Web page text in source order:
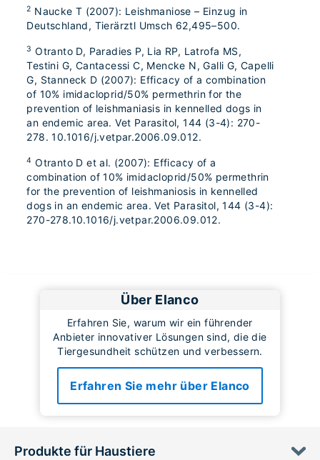
2 Naucke T (2007): Leishmaniose – Einzug in
Deutschland, Tierärztl Umsch 62,495–500.
3 Otranto D, Paradies P, Lia RP, Latrofa MS,
Testini G, Cantacessi C, Mencke N, Galli G, Capelli
G, Stanneck D (2007): Efficacy of a combination
of 10% imidacloprid/50% permethrin for the
prevention of leishmaniasis in kennelled dogs in
an endemic area. Vet Parasitol, 144 (3-4): 270-
278. 10.1016/j.vetpar.2006.09.012.
4 Otranto D et al. (2007): Efficacy of a
combination of 10% imidacloprid/50% permethrin
for the prevention of leishmaniosis in kennelled
dogs in an endemic area. Vet Parasitol, 144 (3-4):
270-278.10.1016/j.vetpar.2006.09.012.
Über Elanco
Erfahren Sie, warum wir ein führender
Anbieter innovativer Lösungen sind, die die
Tiergesundheit schützen und verbessern.
Erfahren Sie mehr über Elanco
Produkte für Haustiere